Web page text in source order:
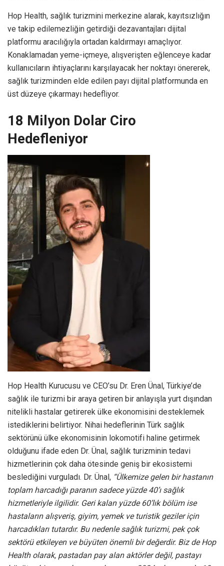
Hop Health, sağlık turizmini merkezine alarak, kayıtsızlığın
ve takip edilemezliğin getirdiği dezavantajları dijital
platformu aracılığıyla ortadan kaldırmayı amaçlıyor.
Konaklamadan yeme-içmeye, alışverişten eğlenceye kadar
kullanıcıların ihtiyaçlarını karşılayacak her noktayı önererek,
sağlık turizminden elde edilen payı dijital platformunda en
üst düzeye çıkarmayı hedefliyor.
18 Milyon Dolar Ciro
Hedefleniyor
Hop Health Kurucusu ve CEO’su Dr. Eren Ünal, Türkiye’de
sağlık ile turizmi bir araya getiren bir anlayışla yurt dışından
nitelikli hastalar getirerek ülke ekonomisini desteklemek
istediklerini belirtiyor. Nihai hedeflerinin Türk sağlık
sektörünü ülke ekonomisinin lokomotifi haline getirmek
olduğunu ifade eden Dr. Ünal, sağlık turizminin tedavi
hizmetlerinin çok daha ötesinde geniş bir ekosistemi
beslediğini vurguladı. Dr. Ünal, “Ülkemize gelen bir hastanın
toplam harcadığı paranın sadece yüzde 40’ı sağlık
hizmetleriyle ilgilidir. Geri kalan yüzde 60’lık bölüm ise
hastaların alışveriş, giyim, yemek ve turistik geziler için
harcadıkları tutardır. Bu nedenle sağlık turizmi, pek çok
sektörü etkileyen ve büyüten önemli bir değerdir. Biz de Hop
Health olarak, pastadan pay alan aktörler değil, pastayı